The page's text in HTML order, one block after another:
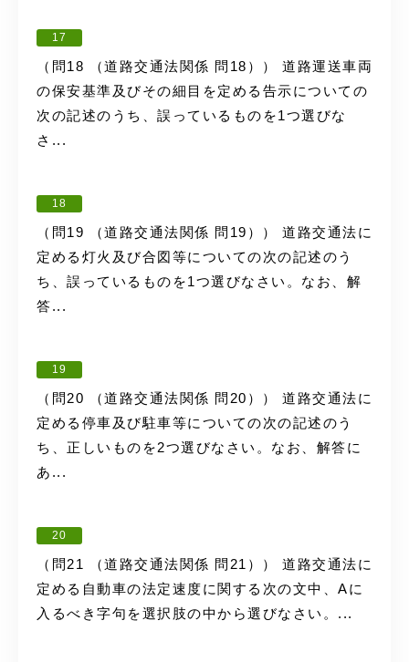
17
（問18 （道路交通法関係 問18）） 道路運送車両
の保安基準及びその細目を定める告示についての
次の記述のうち、誤っているものを1つ選びな
さ...
18
（問19 （道路交通法関係 問19）） 道路交通法に
定める灯火及び合図等についての次の記述のう
ち、誤っているものを1つ選びなさい。なお、解
答...
19
（問20 （道路交通法関係 問20）） 道路交通法に
定める停車及び駐車等についての次の記述のう
ち、正しいものを2つ選びなさい。なお、解答に
あ...
20
（問21 （道路交通法関係 問21）） 道路交通法に
定める自動車の法定速度に関する次の文中、Aに
入るべき字句を選択肢の中から選びなさい。...